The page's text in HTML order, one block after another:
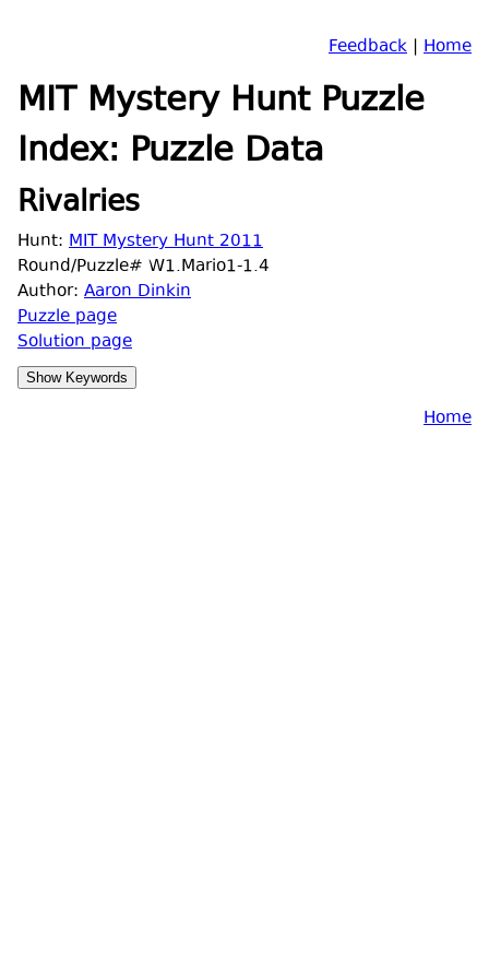
Feedback | Home
MIT Mystery Hunt Puzzle
Index: Puzzle Data
Rivalries
Hunt: MIT Mystery Hunt 2011
Round/Puzzle# W1.Mario1-1.4
Author: Aaron Dinkin
Puzzle page
Solution page
Home